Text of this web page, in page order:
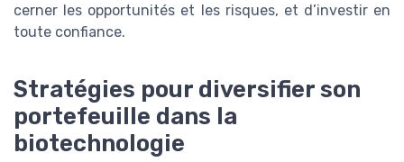
cerner les opportunités et les risques, et d’investir en
toute confiance.
Stratégies pour diversifier son
portefeuille dans la
biotechnologie